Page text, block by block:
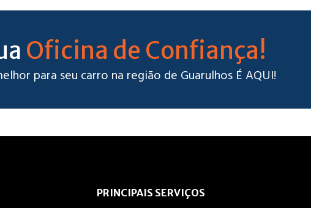
Oficina de Confiança!
para seu carro na região de Guarulhos É AQUI!
PRINCIPAIS SERVIÇOS